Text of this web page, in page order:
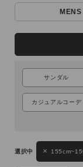
キーワード
MENS
MENS
サンダル
カジュアルコーデ